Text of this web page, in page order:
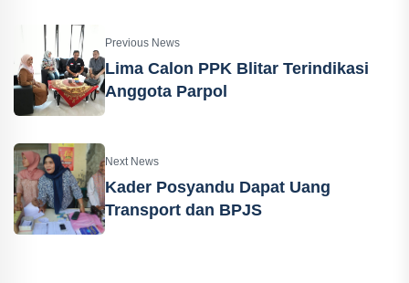
Previous News
Lima Calon PPK Blitar Terindikasi
Anggota Parpol
Next News
Kader Posyandu Dapat Uang
Transport dan BPJS